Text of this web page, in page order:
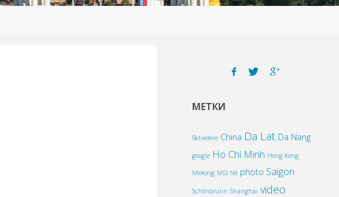
МЕТКИ
Belvedere China Da Lat Da Nang
google Ho Chi Minh Hong Kong
Mekong Mũi Né photo Saigon
Schönbrunn Shanghai video